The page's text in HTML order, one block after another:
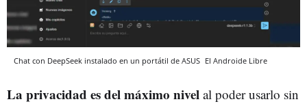
Chat con DeepSeek instalado en un portátil de ASUS El Androide Libre
La privacidad es del máximo nivel al poder usarlo sin